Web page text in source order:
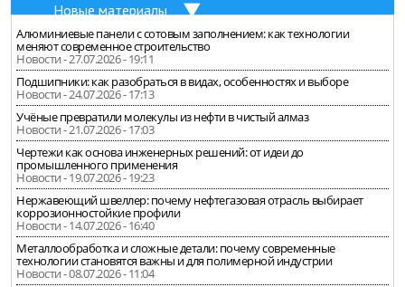
Новые материалы
Алюминиевые панели с сотовым заполнением: как технологии
меняют современное строительство
Новости - 27.07.2026 - 19:11
Подшипники: как разобраться в видах, особенностях и выборе
Новости - 24.07.2026 - 17:13
Учёные превратили молекулы из нефти в чистый алмаз
Новости - 21.07.2026 - 17:03
Чертежи как основа инженерных решений: от идеи до
промышленного применения
Новости - 19.07.2026 - 19:23
Нержавеющий швеллер: почему нефтегазовая отрасль выбирает
коррозионностойкие профили
Новости - 14.07.2026 - 16:40
Металлообработка и сложные детали: почему современные
технологии становятся важны и для полимерной индустрии
Новости - 08.07.2026 - 11:04